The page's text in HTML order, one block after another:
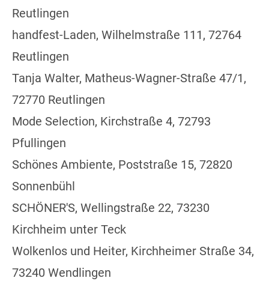
Reutlingen
handfest-Laden, Wilhelmstraße 111, 72764
Reutlingen
Tanja Walter, Matheus-Wagner-Straße 47/1,
72770 Reutlingen
Mode Selection, Kirchstraße 4, 72793
Pfullingen
Schönes Ambiente, Poststraße 15, 72820
Sonnenbühl
SCHÖNER'S, Wellingstraße 22, 73230
Kirchheim unter Teck
Wolkenlos und Heiter, Kirchheimer Straße 34,
73240 Wendlingen